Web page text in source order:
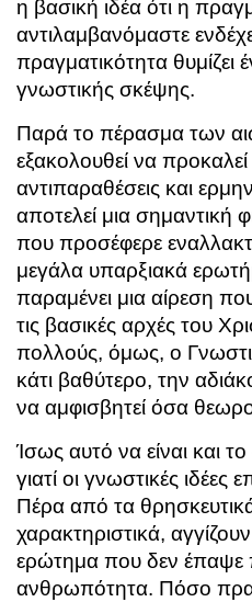
η βασική ιδέα ότι η
αντιλαμβανόμαστε
πραγματικότητα θυμίζει
γνωστικής σκέψης.
Παρά το πέρασμα των
εξακολουθεί να προκαλεί
αντιπαραθέσεις και
αποτελεί μια σημαντική
που προσέφερε
μεγάλα υπαρξιακά
παραμένει μια αίρεση
τις βασικές αρχές του
πολλούς, όμως, ο
κάτι βαθύτερο, την
να αμφισβητεί όσα
Ίσως αυτό να είναι και το
γιατί οι γνωστικές ιδέες
Πέρα από τα
χαρακτηριστικά,
ερώτημα που δεν έπαψε
ανθρωπότητα. Πόσο